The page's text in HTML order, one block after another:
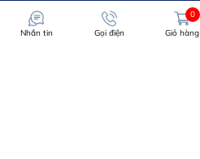
Nhắn tin Gọi điện
0
Giỏ hàng